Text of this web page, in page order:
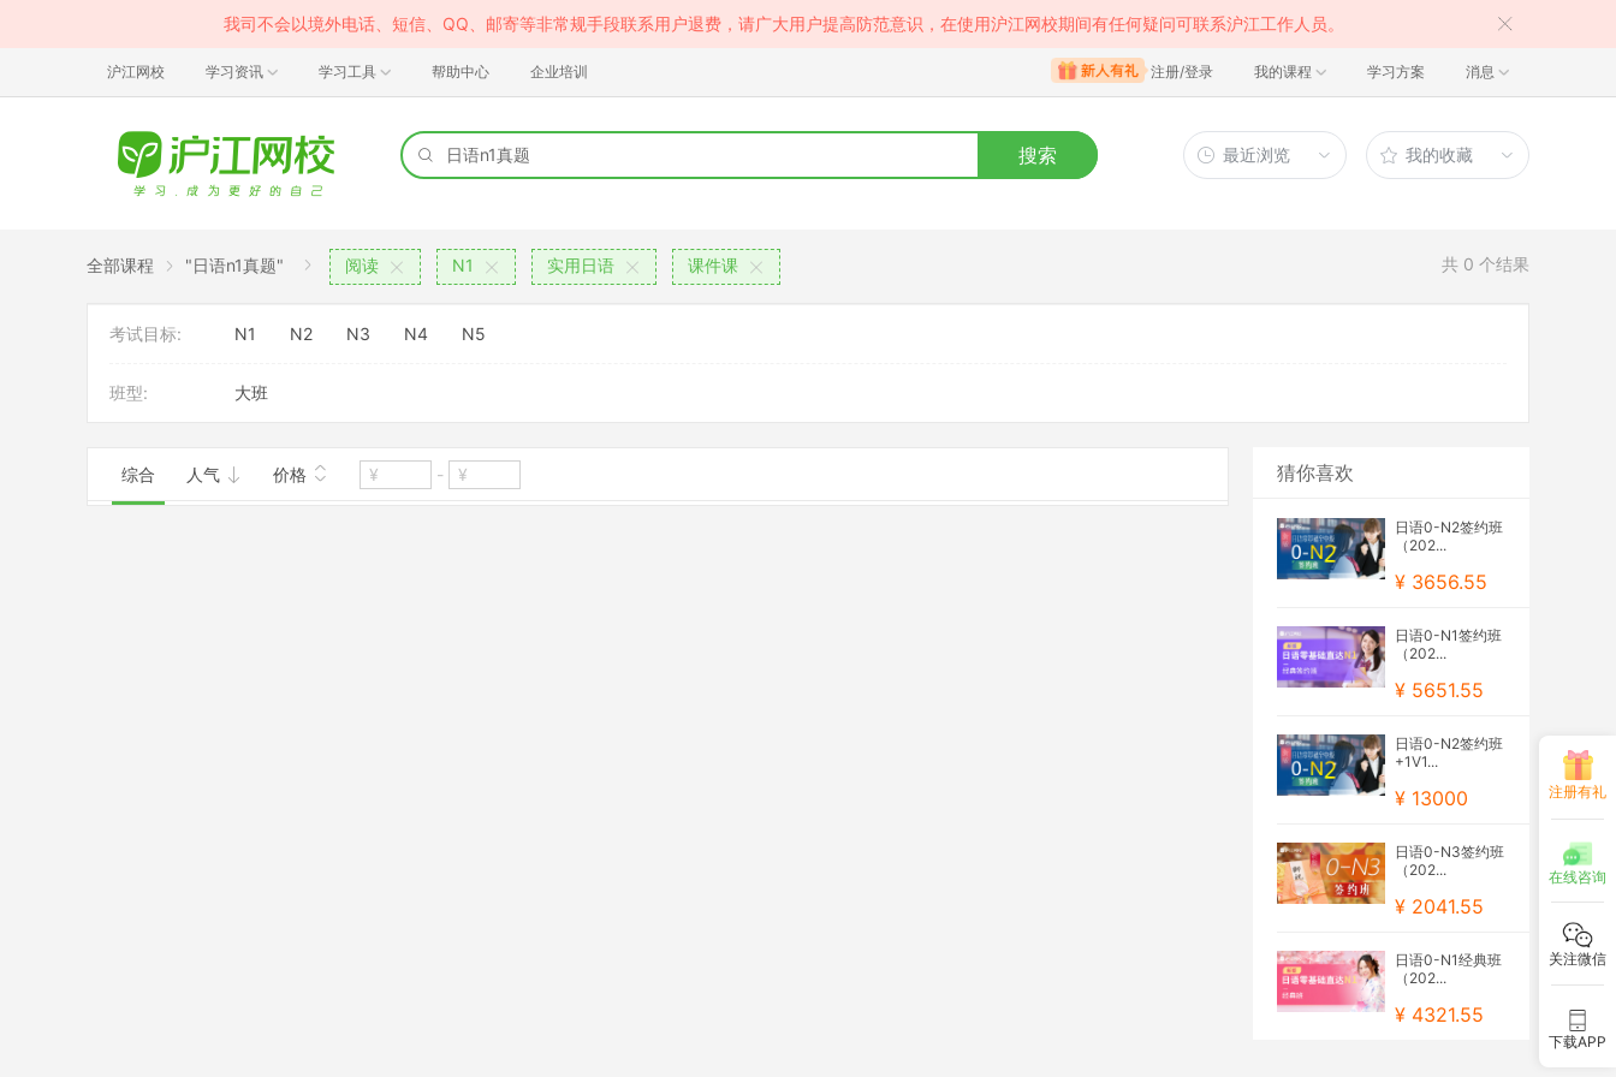
我司不会以境外电话、短信、QQ、邮寄等非常规手段联系用户退费，请广大用户提高防范意识，在使用沪江网校期间有任何疑问可联系沪江工作人员。
沪江网校 学习资讯 学习工具 帮助中心 企业培训 注册/登录 我的课程 学习方案 消息
搜索 最近浏览 我的收藏
全部课程 "日语n1真题" 阅读 N1 实用日语 课件课 共 0 个结果
考试目标: N1 N2 N3 N4 N5
班型: 大班
综合 人气 价格 - 猜你喜欢
日语0-N2签约班
（202...
¥ 3656.55
日语0-N1签约班
（202...
¥ 5651.55
日语0-N2签约班
+1V1...
¥ 13000
日语0-N3签约班
（202...
¥ 2041.55
日语0-N1经典班
（202...
¥ 4321.55
注册有礼
在线咨询
关注微信
下载APP